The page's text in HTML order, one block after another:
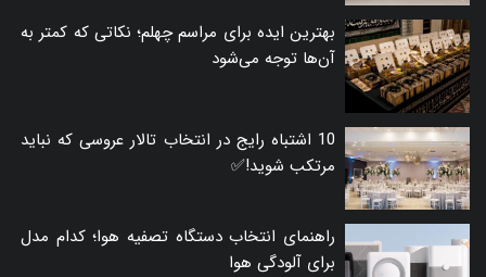
بهترین ایده برای مراسم چهلم؛ نکاتی که کمتر به
آن‌ها توجه می‌شود
10 اشتباه رایج در انتخاب تالار عروسی که نباید
مرتکب شوید!✅
راهنمای انتخاب دستگاه تصفیه هوا؛ کدام مدل
برای آلودگی هوا